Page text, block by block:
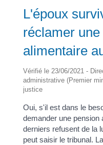
L'époux
réclamer
alimentaire
Vérifié le 23/06/2021 -
administrative (Premier
justice
Oui, s'il est dans le
demander une pension
derniers refusent de la
peut saisir le tribunal.